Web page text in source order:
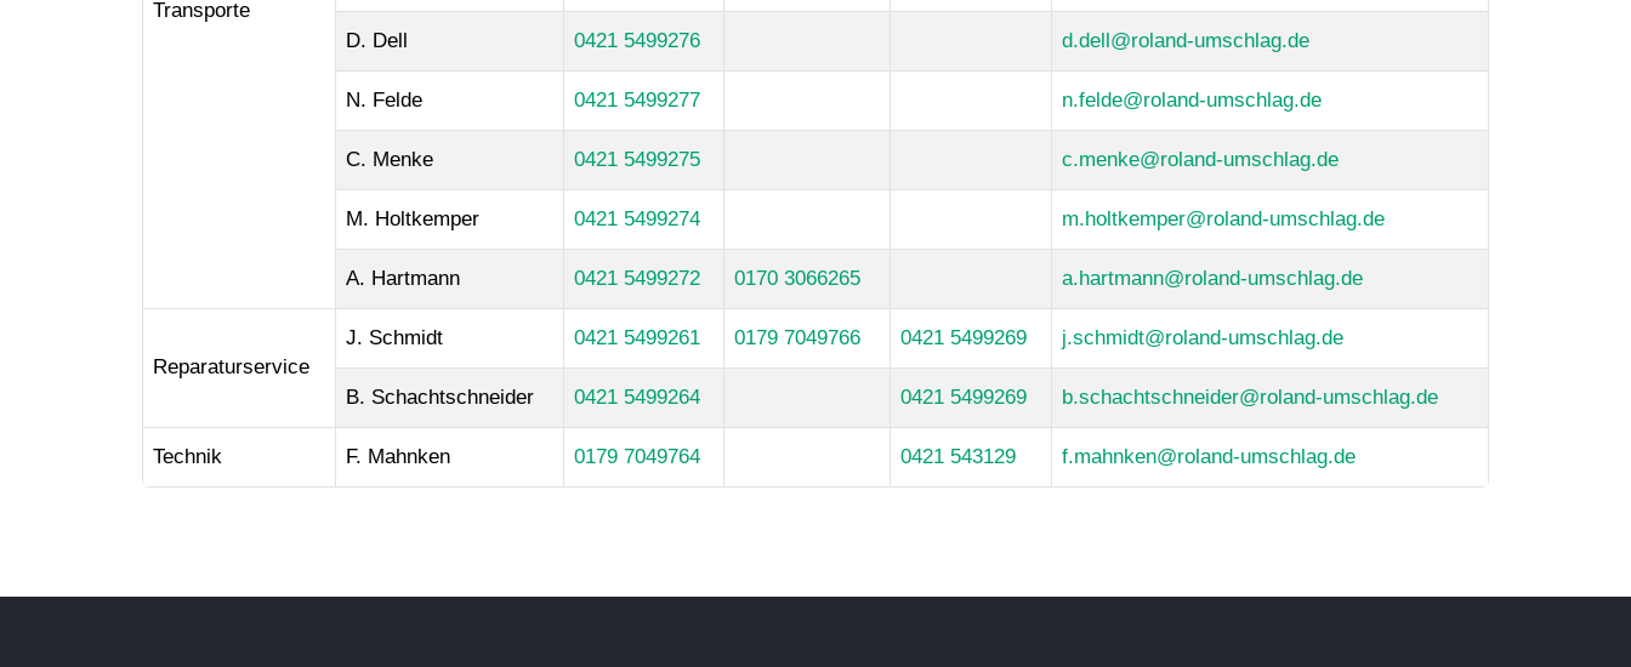
Transporte
D. Dell 0421 5499276 d.dell@roland-umschlag.de
N. Felde 0421 5499277 n.felde@roland-umschlag.de
C. Menke 0421 5499275 c.menke@roland-umschlag.de
M. Holtkemper 0421 5499274 m.holtkemper@roland-umschlag.de
A. Hartmann 0421 5499272 0170 3066265 a.hartmann@roland-umschlag.de
Reparaturservice
J. Schmidt 0421 5499261 0179 7049766 0421 5499269 j.schmidt@roland-umschlag.de
B. Schachtschneider 0421 5499264 0421 5499269 b.schachtschneider@roland-umschlag.de
Technik F. Mahnken 0179 7049764 0421 543129 f.mahnken@roland-umschlag.de